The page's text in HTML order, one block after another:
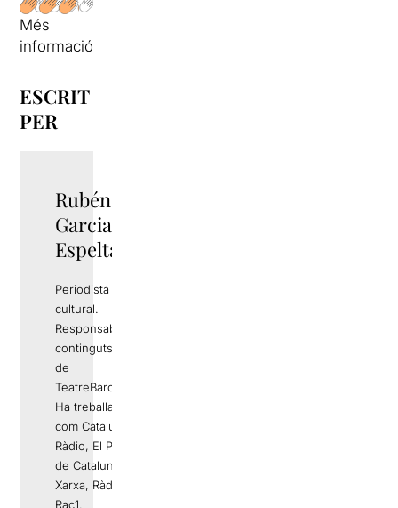
Més
informació
ESCRIT
PER
Rubén
Garcia
Espelta
Periodista i gestor
cultural.
Responsable de
continguts editorials
de
TeatreBarcelona.com
Ha treballat a mitjans
com Catalunya
Ràdio, El Periódico
de Catalunya, La
Xarxa, Ràdio 4 o
Rac1.